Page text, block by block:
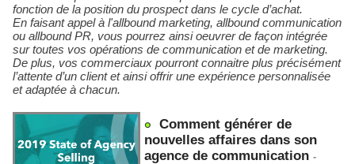
fonction de la position du prospect dans le cycle d’achat.
En faisant appel à l'allbound marketing, allbound communication
ou allbound PR, vous pourrez ainsi oeuvrer de façon intégrée
sur toutes vos opérations de communication et de marketing.
De plus, vos commerciaux pourront connaitre plus précisément
l’attente d’un client et ainsi offrir une expérience personnalisée
et adaptée à chacun.
Comment générer de
nouvelles affaires dans son
agence de communication -